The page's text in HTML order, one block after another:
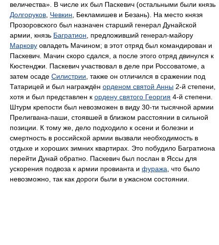
величества». В числе их был Паскевич (остальными были князь
Долгоруков Чевкин , Бекламишев и Безань). На место князя
Прозоровского был назначен старший генерал Дунайской
армии, князь Багратион , предложивший генерал-майору
Маркову овладеть Мачином; в этот отряд был командирован и
Паскевич. Мачин скоро сдался, а после этого отряд двинулся к
Кюстенджи. Паскевич участвовал в деле при Россоватоме, а
затем осаде Силистрии , также он отличился в сражении под
Татарицей и был награждён орденом святой Анны 2-й степени,
хотя и был представлен к ордену святого Георгия 4-й степени.
Штурм крепости был невозможен в виду 30-ти тысячной армии
Прелигвана-паши, стоявшей в близком расстоянии в сильной
позиции. К тому же, дело подходило к осени и болезни и
смертность в российской армии вызвали необходимость в
отдыхе и хороших зимних квартирах. Это побудило Багратиона
перейти Дунай обратно. Паскевич был послан в Яссы для
ускорения подвоза к армии провианта и фуража , что было
невозможно, так как дороги были в ужасном состоянии.